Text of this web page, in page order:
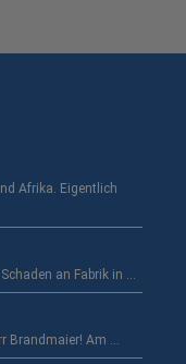
Afrika. Eigentlich
an Fabrik in …
Brandmaier! Am …